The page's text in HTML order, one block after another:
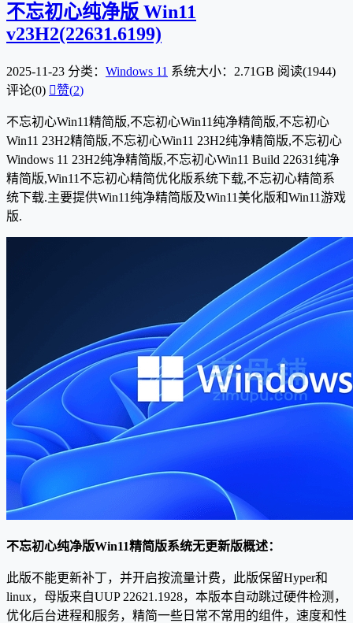
不忘初心纯净版 Win11
v23H2(22631.6199)
2025-11-23 分类： Windows 11 系统大小：2.71GB 阅读(1944)
评论(0) 赞(2)
不忘初心Win11精简版,不忘初心Win11纯净精简版,不忘初心
Win11 23H2精简版,不忘初心Win11 23H2纯净精简版,不忘初心
Windows 11 23H2纯净精简版,不忘初心Win11 Build 22631纯净
精简版,Win11不忘初心精简优化版系统下载,不忘初心精简系
统下载.主要提供Win11纯净精简版及Win11美化版和Win11游戏
版.
不忘初心纯净版Win11精简版系统无更新版概述：
此版不能更新补丁，并开启按流量计费，此版保留Hyper和
linux，母版来自UUP 22621.1928，本版本自动跳过硬件检测，
优化后台进程和服务，精简一些日常不常用的组件，速度和性